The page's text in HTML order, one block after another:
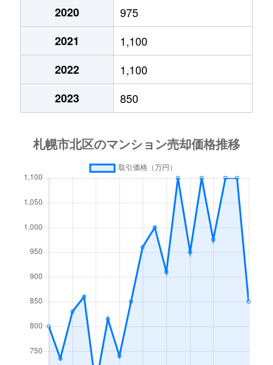
あいの里２条
200万円
あいの里２条
850万円
あいの里２条
550万円
あいの里２条
600万円
あいの里２条
あいの里教育大
あいの里３条
1,300万円 あいの里教育大
あいの里公園
麻生町
2,200万円 麻生
北６条西
1,200万円 札幌(ＪＲ)
北７条西
610万円
北７条西
2,300万円
北７条西
4,000万円
2020
975
2021
1,100
2022
1,100
2023
850